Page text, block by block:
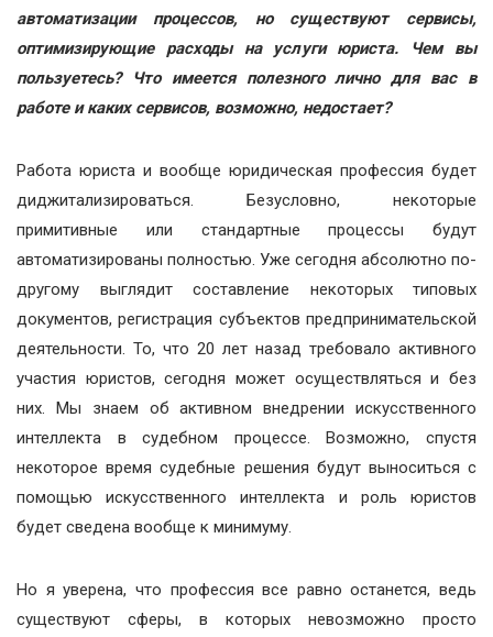
автоматизации процессов, но существуют сервисы,
оптимизирующие расходы на услуги юриста. Чем вы
пользуетесь? Что имеется полезного лично для вас в
работе и каких сервисов, возможно, недостает?
Работа юриста и вообще юридическая профессия будет
диджитализироваться. Безусловно, некоторые
примитивные или стандартные процессы будут
автоматизированы полностью. Уже сегодня абсолютно по-
другому выглядит составление некоторых типовых
документов, регистрация субъектов предпринимательской
деятельности. То, что 20 лет назад требовало активного
участия юристов, сегодня может осуществляться и без
них. Мы знаем об активном внедрении искусственного
интеллекта в судебном процессе. Возможно, спустя
некоторое время судебные решения будут выноситься с
помощью искусственного интеллекта и роль юристов
будет сведена вообще к минимуму.
Но я уверена, что профессия все равно останется, ведь
существуют сферы, в которых невозможно просто